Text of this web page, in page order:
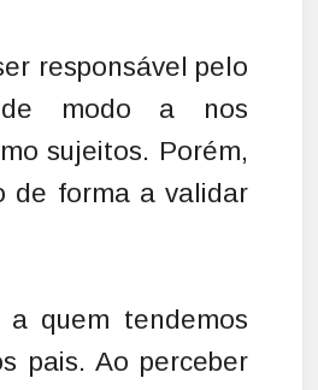
responsável pelo
de modo a nos
sujeitos. Porém,
de forma a validar
quem tendemos
pais. Ao perceber